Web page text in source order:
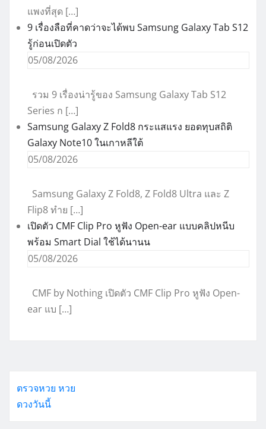
แพงที่สุด […]
9 เรื่องลือที่คาดว่าจะได้พบ Samsung Galaxy Tab S12
รู้ก่อนเปิดตัว
05/08/2026
รวม 9 เรื่องน่ารู้ของ Samsung Galaxy Tab S12
Series ก […]
Samsung Galaxy Z Fold8 กระแสแรง ยอดทุบสถิติ
Galaxy Note10 ในเกาหลีใต้
05/08/2026
Samsung Galaxy Z Fold8, Z Fold8 Ultra และ Z
Flip8 ทำย […]
เปิดตัว CMF Clip Pro หูฟัง Open-ear แบบคลิปหนีบ
พร้อม Smart Dial ใช้ได้นานน
05/08/2026
CMF by Nothing เปิดตัว CMF Clip Pro หูฟัง Open-
ear แบ […]
ตรวจหวย หวย
ดวงวันนี้